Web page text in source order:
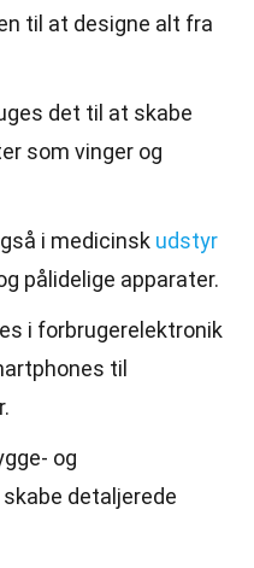
til at designe alt fra
det til at skabe
som vinger og
i medicinsk udstyr
pålidelige apparater.
i forbrugerelektronik
til
og
detaljerede